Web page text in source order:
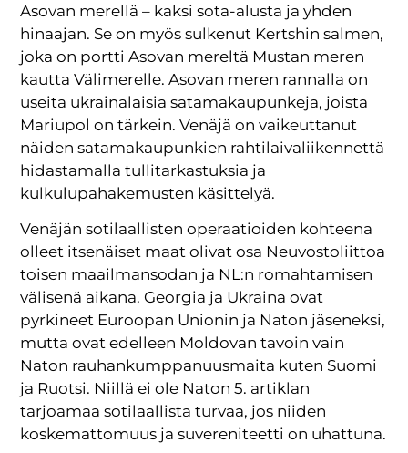
Asovan merellä – kaksi sota-alusta ja yhden
hinaajan. Se on myös sulkenut Kertshin salmen,
joka on portti Asovan mereltä Mustan meren
kautta Välimerelle. Asovan meren rannalla on
useita ukrainalaisia satamakaupunkeja, joista
Mariupol on tärkein. Venäjä on vaikeuttanut
näiden satamakaupunkien rahtilaivaliikennettä
hidastamalla tullitarkastuksia ja
kulkulupahakemusten käsittelyä.
Venäjän sotilaallisten operaatioiden kohteena
olleet itsenäiset maat olivat osa Neuvostoliittoa
toisen maailmansodan ja NL:n romahtamisen
välisenä aikana. Georgia ja Ukraina ovat
pyrkineet Euroopan Unionin ja Naton jäseneksi,
mutta ovat edelleen Moldovan tavoin vain
Naton rauhankumppanuusmaita kuten Suomi
ja Ruotsi. Niillä ei ole Naton 5. artiklan
tarjoamaa sotilaallista turvaa, jos niiden
koskemattomuus ja suvereniteetti on uhattuna.